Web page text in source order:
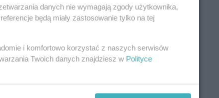
danych nie wymagają zgody użytkownika,
będą miały zastosowanie tylko na tej
i komfortowo korzystać z naszych serwisów
Twoich danych znajdziesz w Polityce